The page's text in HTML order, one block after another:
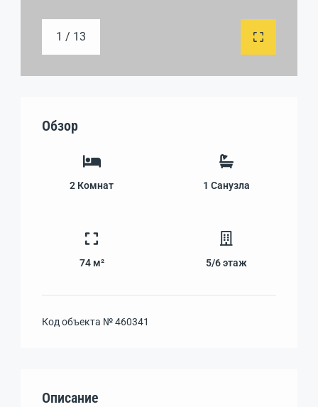
1 / 13
Обзор
2 Комнат 1 Санузла
74 м² 5/6этаж
Код объекта №460341
Описание